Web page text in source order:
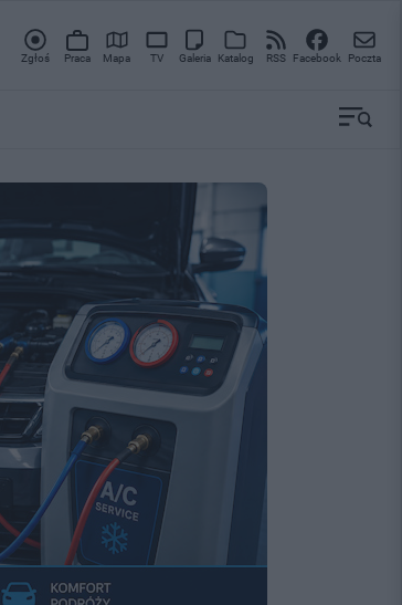
Zgłoś Praca Mapa TV Galeria Katalog RSS Facebook Poczta